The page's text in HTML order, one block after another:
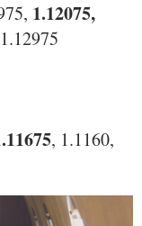
1.12075,
, 1.1160,